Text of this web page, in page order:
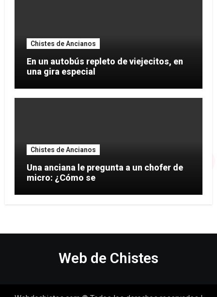
Chistes de Ancianos
En un autobús repleto de viejecitos, en
una gira especial
Chistes de Ancianos
Una anciana le pregunta a un chofer de
micro: ¿Cómo se
Web de Chistes